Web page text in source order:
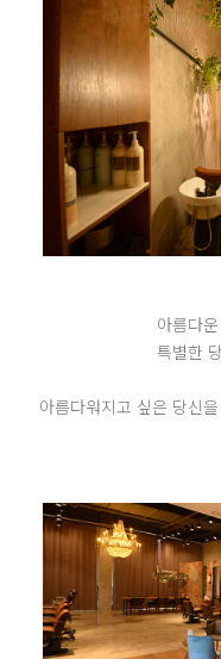
아름다
특별한
아름다워지고 싶은 당신